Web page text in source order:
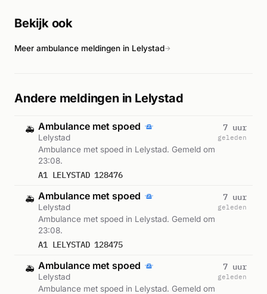
Bekijk ook
Meer ambulance meldingen in Lelystad→
Andere meldingen in Lelystad
🚑 Ambulance met spoed
Lelystad
Ambulance met spoed in Lelystad. Gemeld om
23:08.
A1 LELYSTAD 128476
7 uur
geleden
🚑 Ambulance met spoed
Lelystad
Ambulance met spoed in Lelystad. Gemeld om
23:08.
A1 LELYSTAD 128475
7 uur
geleden
🚑 Ambulance met spoed
Lelystad
Ambulance met spoed in Lelystad. Gemeld om
7 uur
geleden